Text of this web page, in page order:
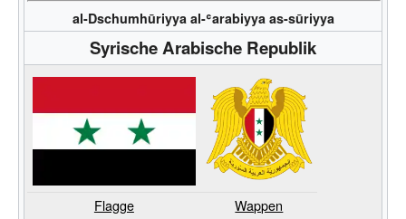
al-Dschumhūriyya al-ʿarabiyya as-sūriyya
Syrische Arabische Republik
Flagge Wappen